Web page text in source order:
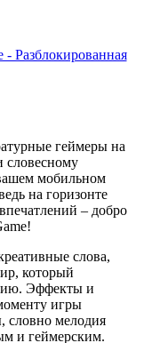
- Разблокированная
геймеры на
словесному
мобильном
на горизонте
– добро
слова,
который
Эффекты и
игры
словно мелодия
и геймерским.